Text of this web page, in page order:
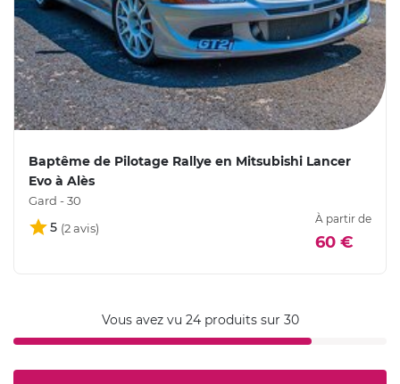
Baptême de Pilotage Rallye en Mitsubishi Lancer
Evo à Alès
Gard - 30
5
À partir de
60 €
Vous avez vu 24 produits sur 30